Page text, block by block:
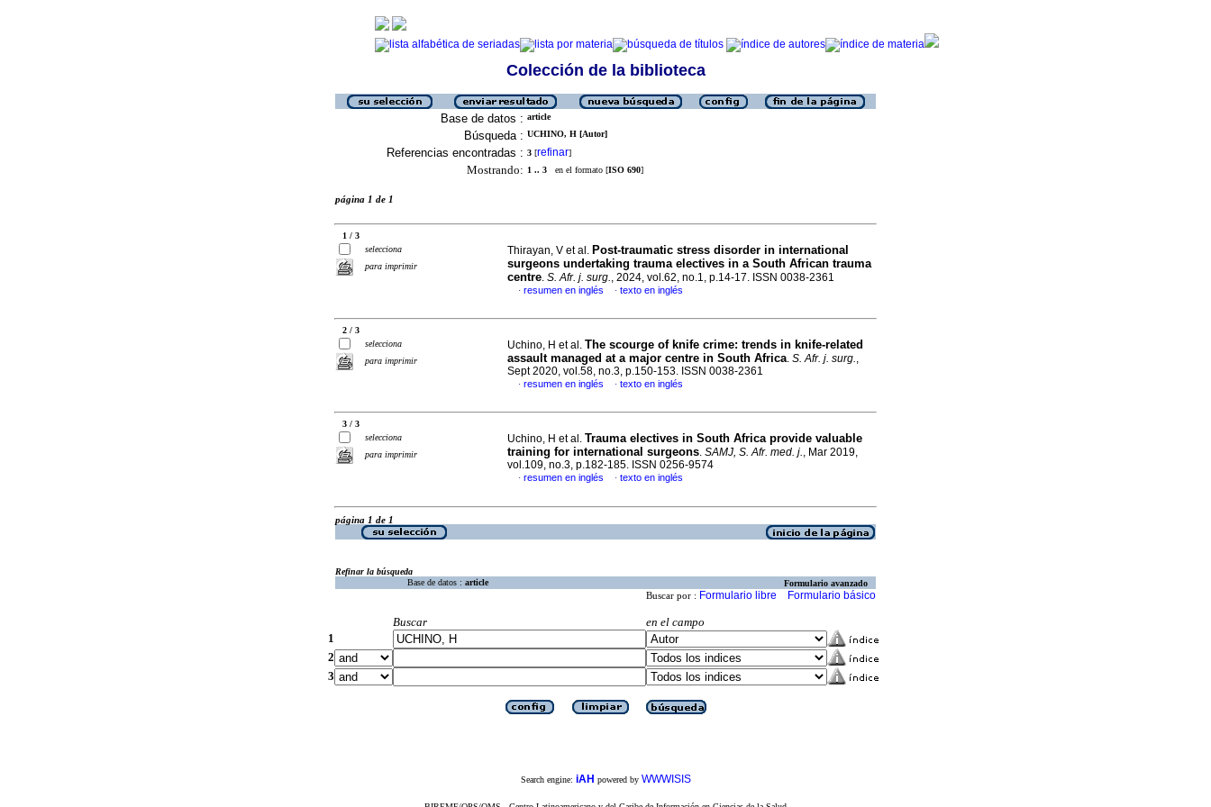
Colección de la biblioteca
Base de datos : article
Búsqueda : UCHINO, H [Autor]
Referencias encontradas : 3 [refinar]
Mostrando: 1 .. 3 en el formato [ISO 690]
página 1 de 1
1 / 3
selecciona
para imprimir
Thirayan, V et al. Post-traumatic stress disorder in international
surgeons undertaking trauma electives in a South African trauma
centre. S. Afr. j. surg., 2024, vol.62, no.1, p.14-17. ISSN 0038-2361
· resumen en inglés · texto en inglés
2 / 3
selecciona
para imprimir
Uchino, H et al. The scourge of knife crime: trends in knife-related
assault managed at a major centre in South Africa. S. Afr. j. surg.,
Sept 2020, vol.58, no.3, p.150-153. ISSN 0038-2361
· resumen en inglés · texto en inglés
3 / 3
selecciona
para imprimir
Uchino, H et al. Trauma electives in South Africa provide valuable
training for international surgeons. SAMJ, S. Afr. med. j., Mar 2019,
vol.109, no.3, p.182-185. ISSN 0256-9574
· resumen en inglés · texto en inglés
página 1 de 1
Refinar la búsqueda
Base de datos : article Formulario avanzado
Buscar por : Formulario libre Formulario básico
Buscar
en el campo
1
2
3
Search engine: iAH powered by WWWISIS